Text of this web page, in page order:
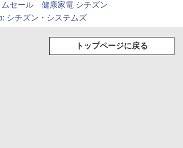
ムセール 健康家電 シチズン
シチズン・システムズ
トップページに戻る